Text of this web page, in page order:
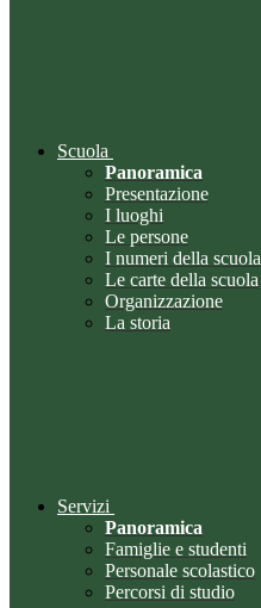
Scuola
Panoramica
Presentazione
I luoghi
Le persone
I numeri della scuola
Le carte della scuola
Organizzazione
La storia
Servizi
Panoramica
Famiglie e studenti
Personale scolastico
Percorsi di studio